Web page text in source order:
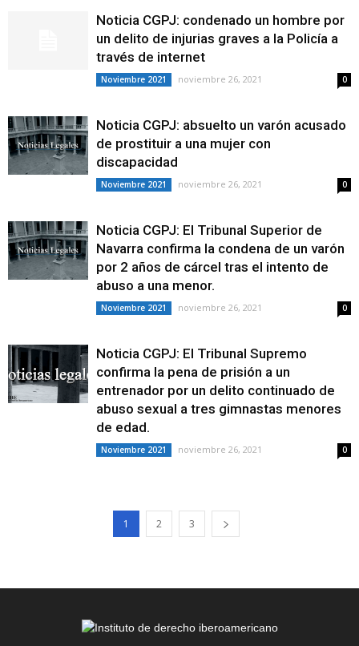
Noticia CGPJ: condenado un hombre por
un delito de injurias graves a la Policía a
través de internet
Noviembre 2021 noviembre 26, 2021 0
Noticia CGPJ: absuelto un varón acusado
de prostituir a una mujer con
discapacidad
Noviembre 2021 noviembre 26, 2021 0
Noticia CGPJ: El Tribunal Superior de
Navarra confirma la condena de un varón
por 2 años de cárcel tras el intento de
abuso a una menor.
Noviembre 2021 noviembre 26, 2021 0
Noticia CGPJ: El Tribunal Supremo
confirma la pena de prisión a un
entrenador por un delito continuado de
abuso sexual a tres gimnastas menores
de edad.
Noviembre 2021 noviembre 26, 2021 0
1 2 3